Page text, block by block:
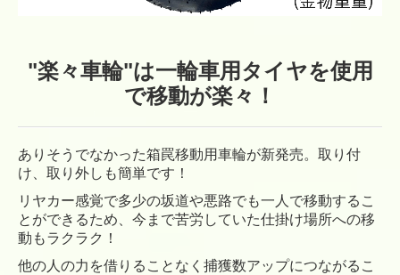
"楽々車輪"は一輪車用タイヤを使用
で移動が楽々！
ありそうでなかった箱罠移動用車輪が新発売。取り付
け、取り外しも簡単です！
リヤカー感覚で多少の坂道や悪路でも一人で移動するこ
とができるため、今まで苦労していた仕掛け場所への移
動もラクラク！
他の人の力を借りることなく捕獲数アップにつながるこ